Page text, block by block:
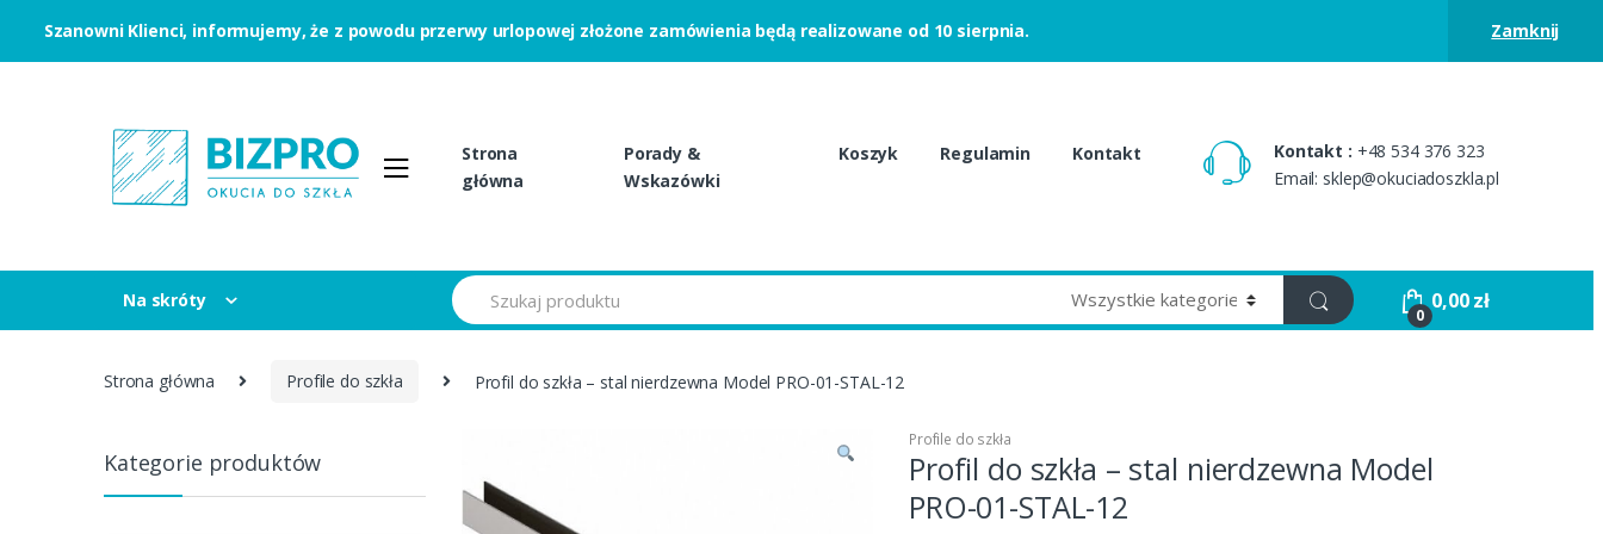
Skip to navigation
Skip to content
Strona
główna
Porady &
Wskazówki
Koszyk Regulamin Kontakt Kontakt : +48 534 376 323
Email: sklep@okuciadoszkla.pl
Na skróty
S
e
a
0
0,00zł
Strona główna Profile do szkła Profil do szkła – stal nierdzewna Model PRO-01-STAL-12
Profile do szkła
Profil do szkła – stal nierdzewna Model
PRO-01-STAL-12
Kategorie produktów
Szanowni Klienci, informujemy, że z powodu przerwy urlopowej złożone zamówienia będą realizowane od 10 sierpnia. Zamknij